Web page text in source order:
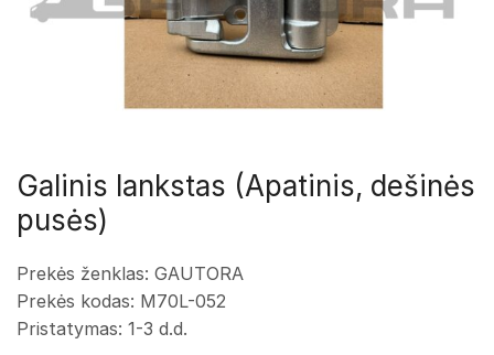
Galinis lankstas (Apatinis, dešinės
pusės)
Prekės ženklas: GAUTORA
Prekės kodas: M70L-052
Pristatymas: 1-3 d.d.